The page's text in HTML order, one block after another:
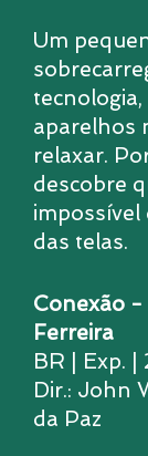
Um
tecnologia,
aparelhos
relaxar.
descobre
das telas.
Conexão -
Ferreira
BR | Exp. |
Dir.: John
da Paz